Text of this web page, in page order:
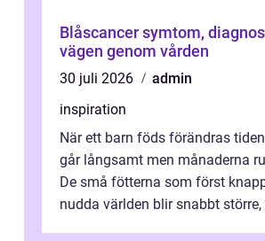
Blåscancer symtom, diagnos och
vägen genom vården
30 juli 2026
admin
inspiration
När ett barn föds förändras
går långsamt men månaderna
De små fötterna som först
nudda världen blir snabbt större,